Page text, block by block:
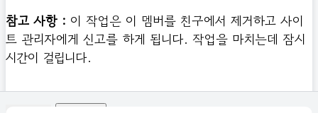
참고 사항 : 이 작업은 이 멤버를 친구에서 제거하고 사이
트 관리자에게 신고를 하게 됩니다. 작업을 마치는데 잠시
시간이 걸립니다.